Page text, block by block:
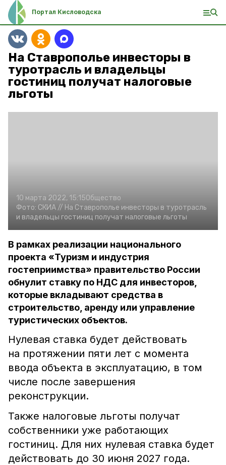
Портал Кисловодска
На Ставрополье инвесторы в
туротрасль и владельцы
гостиниц получат налоговые
льготы
10 марта 2022, 15:15Общество
Фото: СКИА // На Ставрополье инвесторы в туротрасль
и владельцы гостиниц получат налоговые льготы
В рамках реализации национального
проекта «Туризм и индустрия
гостеприимства» правительство России
обнулит ставку по НДС для инвесторов,
которые вкладывают средства в
строительство, аренду или управление
туристических объектов.
Нулевая ставка будет действовать
на протяжении пяти лет с момента
ввода объекта в эксплуатацию, в том
числе после завершения
реконструкции.
Также налоговые льготы получат
собственники уже работающих
гостиниц. Для них нулевая ставка будет
действовать до 30 июня 2027 года.